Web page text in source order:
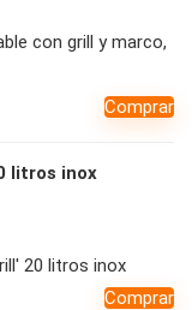
Comprar
litros inox
Comprar